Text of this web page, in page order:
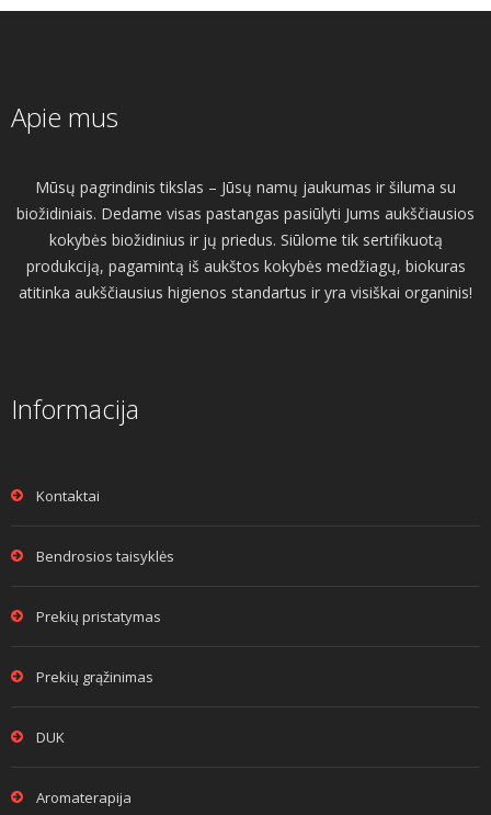
Apie mus
Mūsų pagrindinis tikslas – Jūsų namų jaukumas ir šiluma su
biožidiniais. Dedame visas pastangas pasiūlyti Jums aukščiausios
kokybės biožidinius ir jų priedus. Siūlome tik sertifikuotą
produkciją, pagamintą iš aukštos kokybės medžiagų, biokuras
atitinka aukščiausius higienos standartus ir yra visiškai organinis!
Informacija
Kontaktai
Bendrosios taisyklės
Prekių pristatymas
Prekių grąžinimas
DUK
Aromaterapija